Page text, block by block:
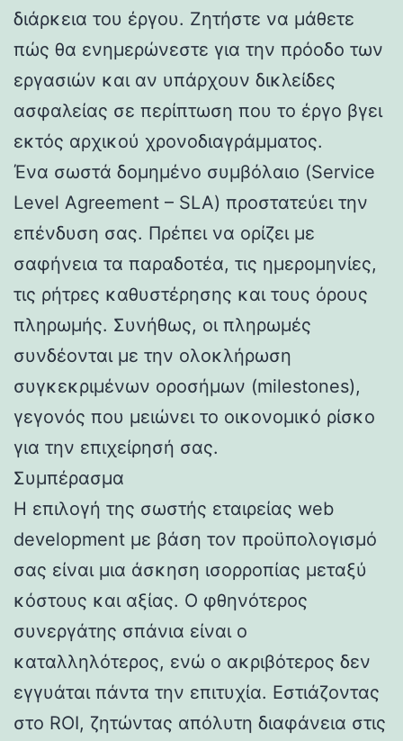
διάρκεια του έργου. Ζητήστε να μάθετε
πώς θα ενημερώνεστε για την πρόοδο των
εργασιών και αν υπάρχουν δικλείδες
ασφαλείας σε περίπτωση που το έργο βγει
εκτός αρχικού χρονοδιαγράμματος.
Ένα σωστά δομημένο συμβόλαιο (Service
Level Agreement – SLA) προστατεύει την
επένδυση σας. Πρέπει να ορίζει με
σαφήνεια τα παραδοτέα, τις ημερομηνίες,
τις ρήτρες καθυστέρησης και τους όρους
πληρωμής. Συνήθως, οι πληρωμές
συνδέονται με την ολοκλήρωση
συγκεκριμένων οροσήμων (milestones),
γεγονός που μειώνει το οικονομικό ρίσκο
για την επιχείρησή σας.
Συμπέρασμα
Η επιλογή της σωστής εταιρείας web
development με βάση τον προϋπολογισμό
σας είναι μια άσκηση ισορροπίας μεταξύ
κόστους και αξίας. Ο φθηνότερος
συνεργάτης σπάνια είναι ο
καταλληλότερος, ενώ ο ακριβότερος δεν
εγγυάται πάντα την επιτυχία. Εστιάζοντας
στο ROI, ζητώντας απόλυτη διαφάνεια στις